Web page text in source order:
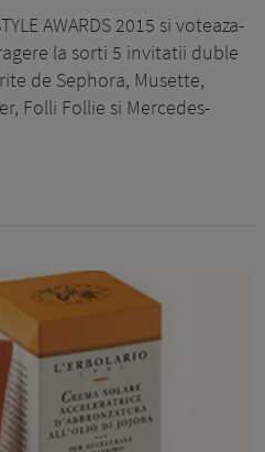
AWARDS 2015 si voteaza-
la sorti 5 invitatii duble
de Sephora, Musette,
Folli Follie si Mercedes-